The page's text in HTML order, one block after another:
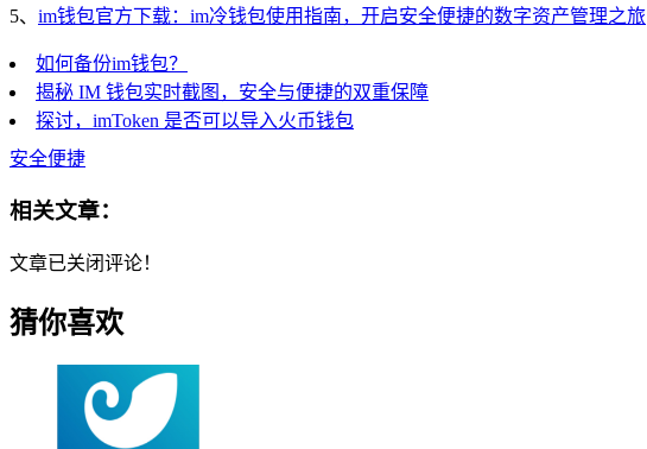
5、 im钱包官方下载：im冷钱包使用指南，开启安全便捷的数字资产管理之旅
如何备份im钱包？
揭秘 IM 钱包实时截图，安全与便捷的双重保障
探讨，imToken 是否可以导入火币钱包
安全便捷
相关文章：
文章已关闭评论！
猜你喜欢